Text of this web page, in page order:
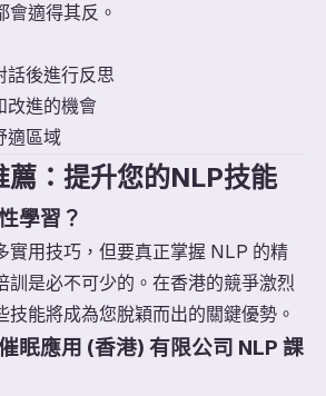
會適得其反。
話後進行反思
改進的機會
適區域
薦：提升您的NLP技能
學習？
實用技巧，但要真正掌握 NLP 的精
訓是必不可少的。在香港的競爭激烈
技能將成為您脫穎而出的關鍵優勢。
眠應用 (香港) 有限公司 NLP 課